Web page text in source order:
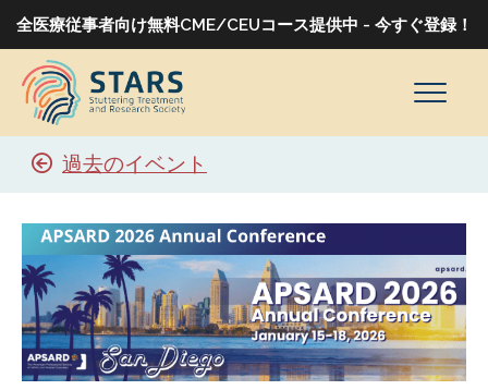
全医療従事者向け無料CME/CEUコース提供中 - 今すぐ登録！
過去のイベント